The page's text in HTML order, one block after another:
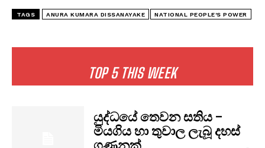
TOP 5 THIS WEEK
යුද්ධයේ තෙවන සතිය –
මියගිය හා තුවාල ලැබූ දහස්
ගණනක්
TAGS ANURA KUMARA DISSANAYAKE NATIONAL PEOPLE'S POWER